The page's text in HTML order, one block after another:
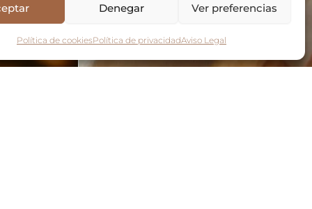
Denegar Ver preferencias
Política de cookiesPolítica de privacidadAviso Legal